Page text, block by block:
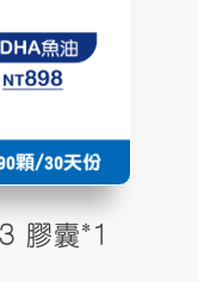
膠囊*1